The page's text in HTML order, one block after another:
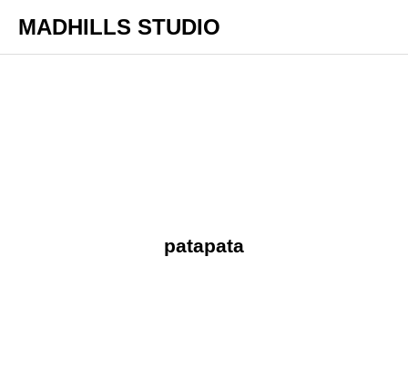
MADHILLS STUDIO
patapata